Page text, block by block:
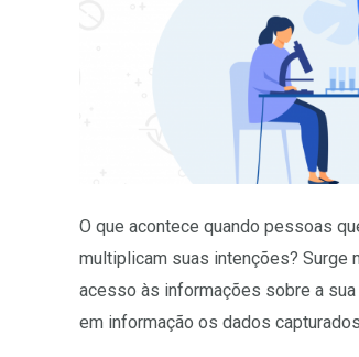
O que acontece quando pessoas
multiplicam suas intenções? Surge
acesso às informações sobre a
em informação os dados